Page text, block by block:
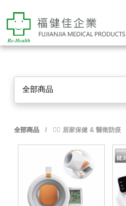
全部商品
全部商品 / 👨‍⚕️ 居家保健 & 醫衛防疫